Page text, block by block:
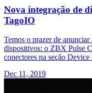
Nova integração de
TagoIO
Temos o prazer de anunciar
dispositivos: o ZBX Pulse
conectores na seção
Dec 11, 2019